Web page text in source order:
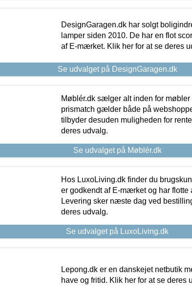
DesignGaragen.dk har solgt
lamper siden 2010. De har en flot
af E-mærket. Klik her for at se deres
Se udvalget på DesignGaragen.dk
Møblér.dk sælger alt inden for
prismatch gælder både på
tilbyder desuden muligheden for
deres udvalg.
Se udvalget på Møblér.dk
Hos LuxoLiving.dk finder du
er godkendt af E-mærket og har flotte
Levering sker næste dag ved
deres udvalg.
Se udvalget på LuxoLiving.dk
Lepong.dk er en danskejet netbutik
have og fritid. Klik her for at se deres